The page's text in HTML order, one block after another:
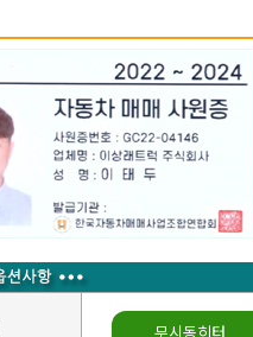
무시동히터